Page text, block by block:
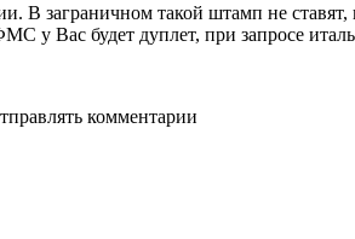
В заграничном такой штамп не
Вас будет дуплет, при запросе
комментарии